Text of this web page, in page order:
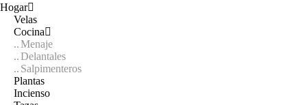
Hogar
Velas
Cocina
Menaje
Delantales
Salpimenteros
Plantas
Incienso